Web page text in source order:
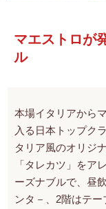
マエストロが
ル
本場イタリアから
入る日本トップク
タリア風のオリジ
「タレカツ」をア
ーズナブルで、昼
ンタ－、2階はテ